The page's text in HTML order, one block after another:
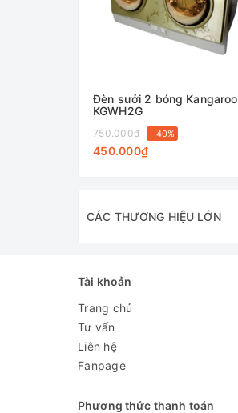
Đèn sưởi 2 bóng Kangaroo
KGWH2G
750.000₫ - 40%
450.000₫
CÁC THƯƠNG HIỆU LỚN
Tài khoản
Trang chủ
Tư vấn
Liên hệ
Fanpage
Phương thức thanh toán